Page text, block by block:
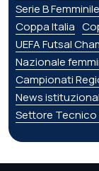
Serie B Femminile
Coppa Italia
UEFA Futsal
Nazionale
Campionati
News
Settore Tecnico